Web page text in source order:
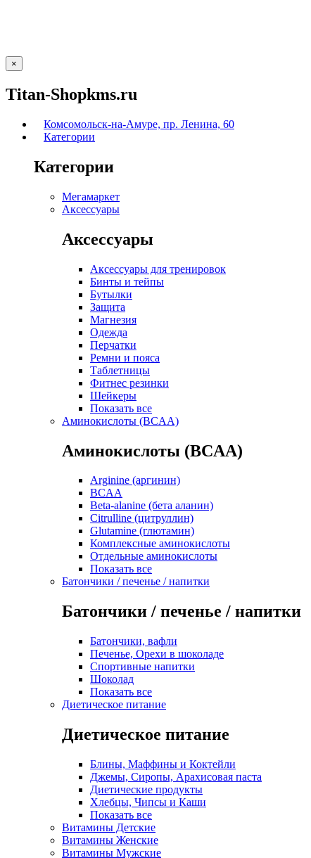
×
Titan-Shopkms.ru
Комсомольск-на-Амуре, пр. Ленина, 60
Категории
Категории
Мегамаркет
Аксессуары
Аксессуары
Аксессуары для тренировок
Бинты и тейпы
Бутылки
Защита
Магнезия
Одежда
Перчатки
Ремни и пояса
Таблетницы
Фитнес резинки
Шейкеры
Показать все
Аминокислоты (BCAA)
Аминокислоты (BCAA)
Arginine (аргинин)
BCAA
Beta-alanine (бета аланин)
Citrulline (цитруллин)
Glutamine (глютамин)
Комплексные аминокислоты
Отдельные аминокислоты
Показать все
Батончики / печенье / напитки
Батончики / печенье / напитки
Батончики, вафли
Печенье, Орехи в шоколаде
Спортивные напитки
Шоколад
Показать все
Диетическое питание
Диетическое питание
Блины, Маффины и Коктейли
Джемы, Сиропы, Арахисовая паста
Диетические продукты
Хлебцы, Чипсы и Каши
Показать все
Витамины Детские
Витамины Женские
Витамины Мужские